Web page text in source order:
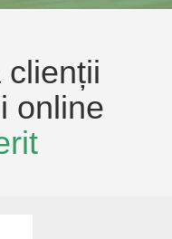
clienții
online